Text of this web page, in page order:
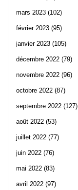
mars 2023 (102)
février 2023 (95)
janvier 2023 (105)
décembre 2022 (79)
novembre 2022 (96)
octobre 2022 (87)
septembre 2022 (127)
août 2022 (53)
juillet 2022 (77)
juin 2022 (76)
mai 2022 (83)
avril 2022 (97)